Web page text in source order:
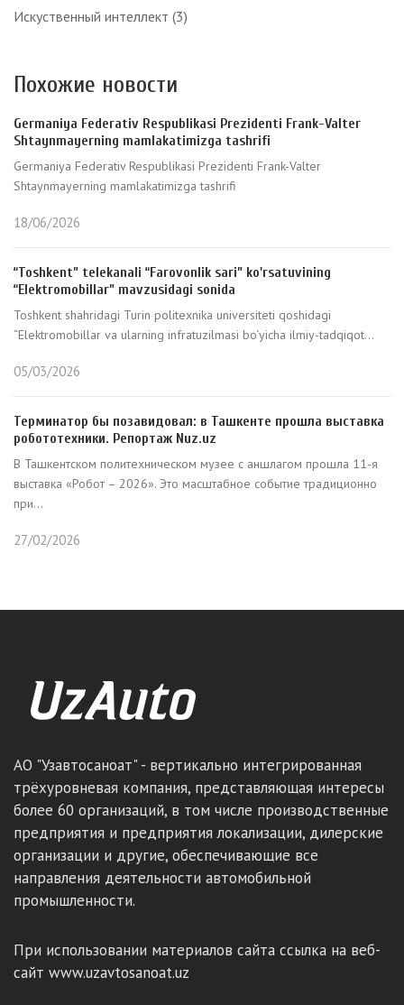
Искуственный интеллект (3)
Похожие новости
Germaniya Federativ Respublikasi Prezidenti Frank-Valter
Shtaynmayerning mamlakatimizga tashrifi
Germaniya Federativ Respublikasi Prezidenti Frank-Valter
Shtaynmayerning mamlakatimizga tashrifi
18/06/2026
“Toshkent” telekanali “Farovonlik sari” ko'rsatuvining
“Elektromobillar” mavzusidagi sonida
Toshkent shahridagi Turin politexnika universiteti qoshidagi
“Elektromobillar va ularning infratuzilmasi bo‘yicha ilmiy-tadqiqot...
05/03/2026
Терминатор бы позавидовал: в Ташкенте прошла выставка
робототехники. Репортаж Nuz.uz
В Ташкентском политехническом музее с аншлагом прошла 11-я
выставка «Робот – 2026». Это масштабное событие традиционно
при...
27/02/2026
АО "Узавтосаноат" - вертикально интегрированная
трёхуровневая компания, представляющая интересы
более 60 организаций, в том числе производственные
предприятия и предприятия локализации, дилерские
организации и другие, обеспечивающие все
направления деятельности автомобильной
промышленности.
При использовании материалов сайта ссылка на веб-
сайт www.uzavtosanoat.uz